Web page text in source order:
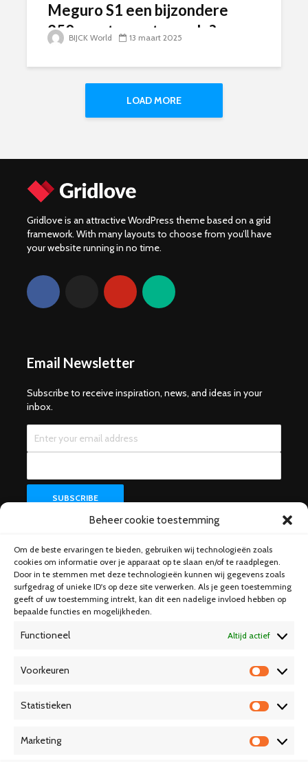
Meguro S1 een bijzondere
250cc retro motorcycle?
BIJCK World 13 maart 2025
LOAD MORE
Gridlove is an attractive WordPress theme based on a grid
framework. With many layouts to choose from you’ll have
your website running in no time.
Email Newsletter
Subscribe to receive inspiration, news, and ideas in your
inbox.
Help & Support
Beheer cookie toestemming
Om de beste ervaringen te bieden, gebruiken wij technologieën zoals
cookies om informatie over je apparaat op te slaan en/of te raadplegen.
Door in te stemmen met deze technologieën kunnen wij gegevens zoals
surfgedrag of unieke ID's op deze site verwerken. Als je geen toestemming
geeft of uw toestemming intrekt, kan dit een nadelige invloed hebben op
bepaalde functies en mogelijkheden.
Functioneel Altijd actief
Voorkeuren
Statistieken
Marketing